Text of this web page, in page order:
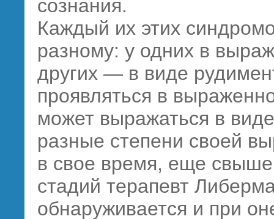
сознания.
Каждый их этих
разному: у одних в
других — в виде
проявляться в
может выражаться в
разные степени своей
в свое время, еще
стадий терапевт
обнаруживается и при